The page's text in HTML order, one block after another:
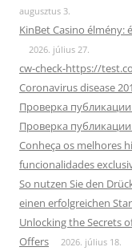
augusztus 3.
KinBet Casino élmény:
2026. július 27.
cw-check-https://
Coronavirus disease
Проверка публикации
Проверка публикации
Conheça os melhores
funcionalidades
So nutzen Sie den
einen erfolgreichen
Unlocking the Secrets
Offers
2026. július 18.